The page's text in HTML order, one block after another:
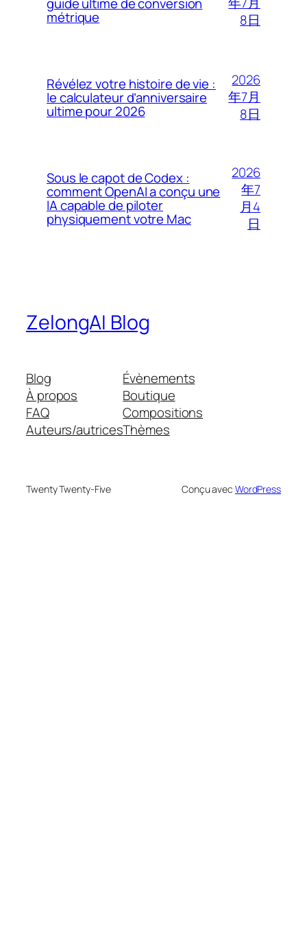
métrique
8日
Révélez votre histoire de vie :
le calculateur d’anniversaire
ultime pour 2026
2026
年7月
8日
Sous le capot de Codex :
comment OpenAI a conçu une
IA capable de piloter
physiquement votre Mac
2026
年7
月4
日
ZelongAI Blog
Blog
À propos
FAQ
Auteurs/autrices
Évènements
Boutique
Compositions
Thèmes
Twenty Twenty-Five Conçu avec WordPress